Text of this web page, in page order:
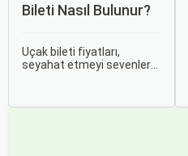
Bileti Nasıl Bulunur?
Uçak bileti fiyatları,
seyahat etmeyi sevenler